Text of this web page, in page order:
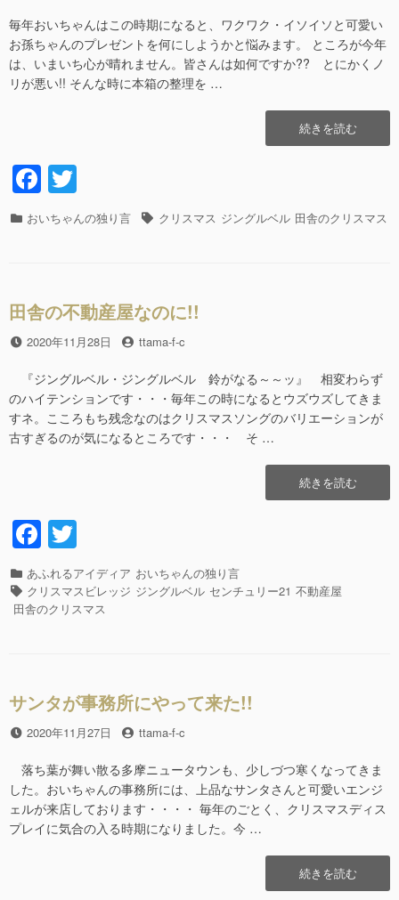
日
者
毎年おいちゃんはこの時期になると、ワクワク・イソイソと可愛い
お孫ちゃんのプレゼントを何にしようかと悩みます。 ところが今年
は、いまいち心が晴れません。皆さんは如何ですか?? とにかくノ
リが悪い!! そんな時に本箱の整理を …
“HAWAIIAN
CHRISTMAS
ア
続きを読む
F
a
c
o
o
k
wi
tt
カ おいちゃんの独り言
タ クリスマス ジングルベル 田舎のクリスマス
田舎の不動産屋なのに!!
投
日
2020年11月28日
投
者
ttama-f-c
『ジングルベル・ジングルベル 鈴がなる～～ッ』 相変わらず
のハイテンションです・・・毎年この時になるとウズウズしてきま
すネ。こころもち残念なのはクリスマスソングのバリエーションが
古すぎるのが気になるところです・・・ そ …
“田
舎
屋
続きを読む
F
a
c
e
o
k
wi
tt
er
カ
テ
ゴ
あふれるアイディア おいちゃんの独り言
タ
グ
クリスマスビレッジ ジングルベル センチュリー21 不動産屋
田舎のクリスマス
サンタが事務所にやって来た!!
投
日
2020年11月27日
投
者
ttama-f-c
落ち葉が舞い散る多摩ニュータウンも、少しづつ寒くなってきま
した。おいちゃんの事務所には、上品なサンタさんと可愛いエンジ
ェルが来店しております・・・・ 毎年のごとく、クリスマスディス
プレイに気合の入る時期になりました。今 …
“サ
ン
続きを読む